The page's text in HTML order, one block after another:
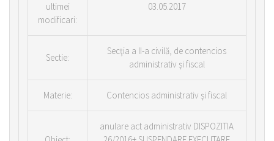
ultimei
modificari:
03.05.2017
Sectie:
Secţia a II-a civilă, de contencios
administrativ şi fiscal
Materie: Contencios administrativ şi fiscal
anulare act administrativ DISPOZITIA